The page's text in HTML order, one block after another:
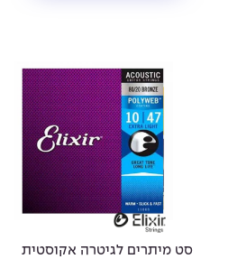
סט מיתרים לגיטרה אקוסטית